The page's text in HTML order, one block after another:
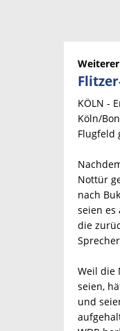
KÖLN -
Köln/
Flugfeld
Nottür
nach
seien es
die
Weil die
seien,
und